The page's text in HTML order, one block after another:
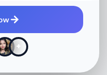
+